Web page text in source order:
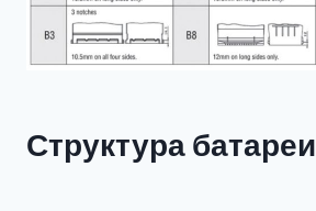
Структура батареи